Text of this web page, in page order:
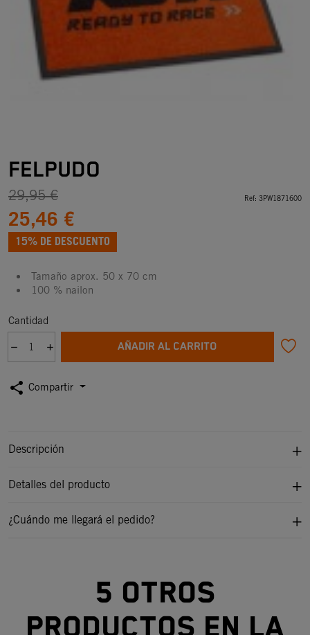
FELPUDO
29,95 €
25,46 €
15% DE DESCUENTO
Ref: 3PW1871600
Tamaño aprox. 50 x 70 cm
100 % nailon
Cantidad
AÑADIR AL CARRITO
share Compartir
Descripción
Detalles del producto
¿Cuándo me llegará el pedido?
5 otros